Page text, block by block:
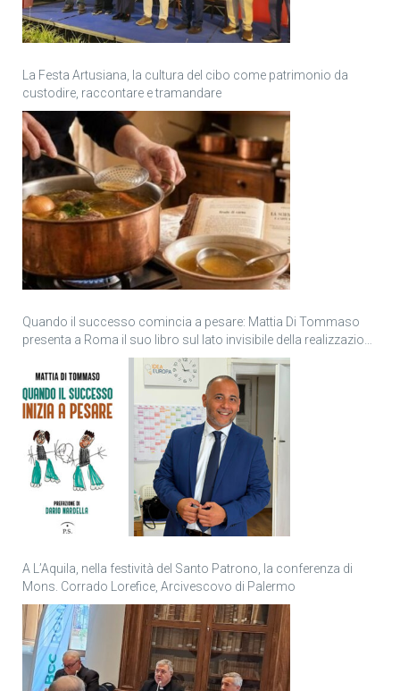
La Festa Artusiana, la cultura del cibo come patrimonio da
custodire, raccontare e tramandare
Quando il successo comincia a pesare: Mattia Di Tommaso
presenta a Roma il suo libro sul lato invisibile della realizzazione
A L’Aquila, nella festività del Santo Patrono, la conferenza di
Mons. Corrado Lorefice, Arcivescovo di Palermo